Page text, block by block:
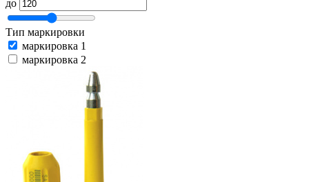
до
Тип маркировки
маркировка 1
маркировка 2